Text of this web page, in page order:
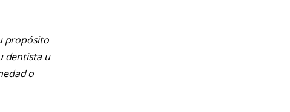
propósito
dentista u
o